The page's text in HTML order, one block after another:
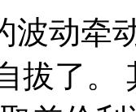
波动牵
拔了。